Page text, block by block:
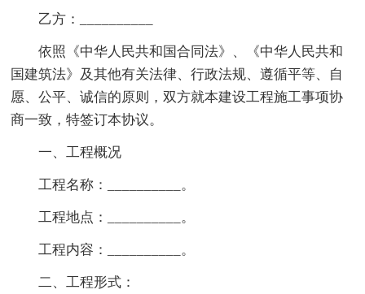
乙方：__________
依照《中华人民共和国合同法》、《中华人民共和
国建筑法》及其他有关法律、行政法规、遵循平等、自
愿、公平、诚信的原则，双方就本建设工程施工事项协
商一致，特签订本协议。
一、工程概况
工程名称：__________。
工程地点：__________。
工程内容：__________。
二、工程形式：